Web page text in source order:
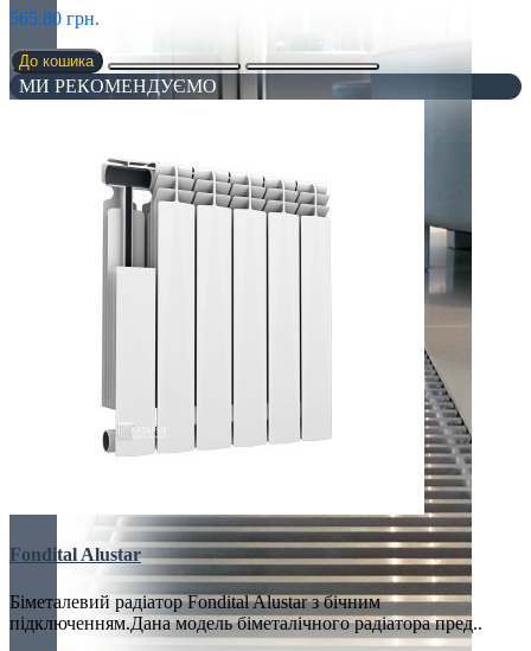
565.80 грн.
До кошика
МИ РЕКОМЕНДУЄМО
Fondital Alustar
Біметалевий радіатор Fondital Alustar з бічним
підключенням.Дана модель біметалічного радіатора пред..